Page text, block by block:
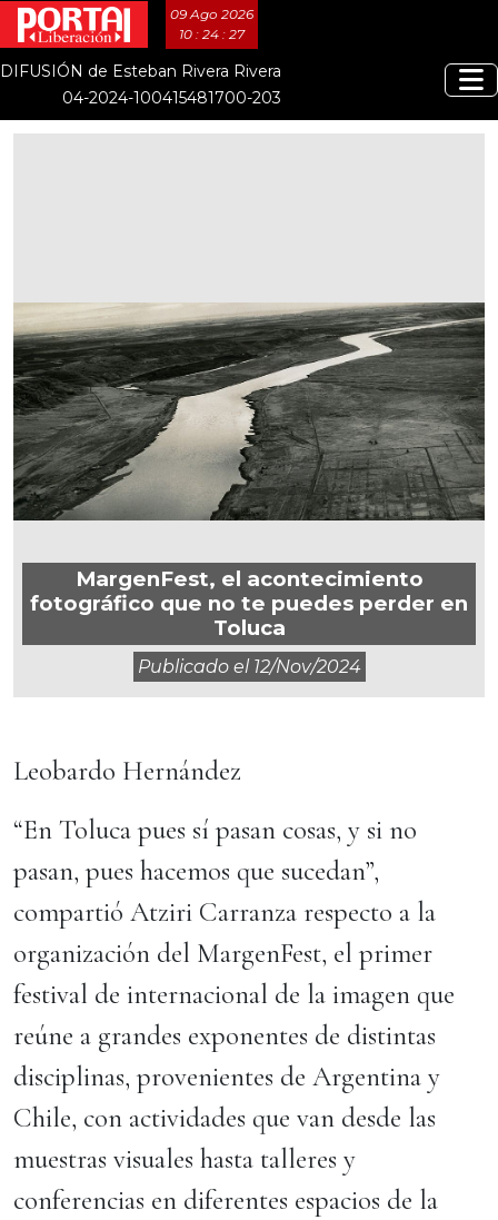
09 Ago 2026
10 : 24 : 28
DIFUSIÓN de Esteban Rivera Rivera
04-2024-100415481700-203
MargenFest, el acontecimiento
fotográfico que no te puedes perder en
Toluca
Publicado el 12/nov/2024
Leobardo Hernández
“En Toluca pues sí pasan cosas, y si no
pasan, pues hacemos que sucedan”,
compartió Atziri Carranza respecto a la
organización del MargenFest, el primer
festival de internacional de la imagen que
reúne a grandes exponentes de distintas
disciplinas, provenientes de Argentina y
Chile, con actividades que van desde las
muestras visuales hasta talleres y
conferencias en diferentes espacios de la